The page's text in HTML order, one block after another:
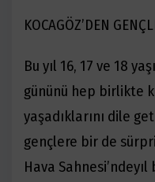
KOCAGÖZ’DEN
Bu yıl 16, 17 ve 18
gününü hep birlikte
yaşadıklarını dile
gençlere bir de
Hava Sahnesi’ndeyıl